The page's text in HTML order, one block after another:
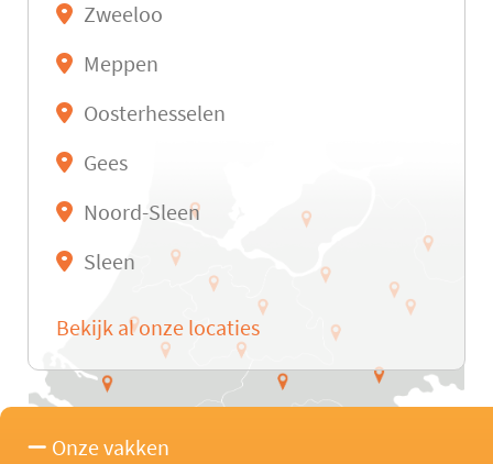
Zweeloo
Meppen
Oosterhesselen
Gees
Noord-Sleen
Sleen
Bekijk al onze locaties
Onze vakken